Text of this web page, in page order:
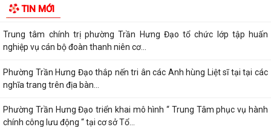
TIN MỚI
KẾ HOẠCH Truyển khai mô hình Trung tâm Phục vụ hành chính công
lưu động trên địa bàn phường Trần...
THÔNG BÁO Về việc tổ chức đợt phục vụ Hành chính công lưu động
Lãnh đạo Quân khu 3 thăm, tặng quà tại Trung tâm điều dưỡng người